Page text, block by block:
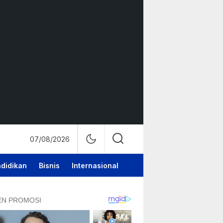
07/08/2026
Bisnis Internasional